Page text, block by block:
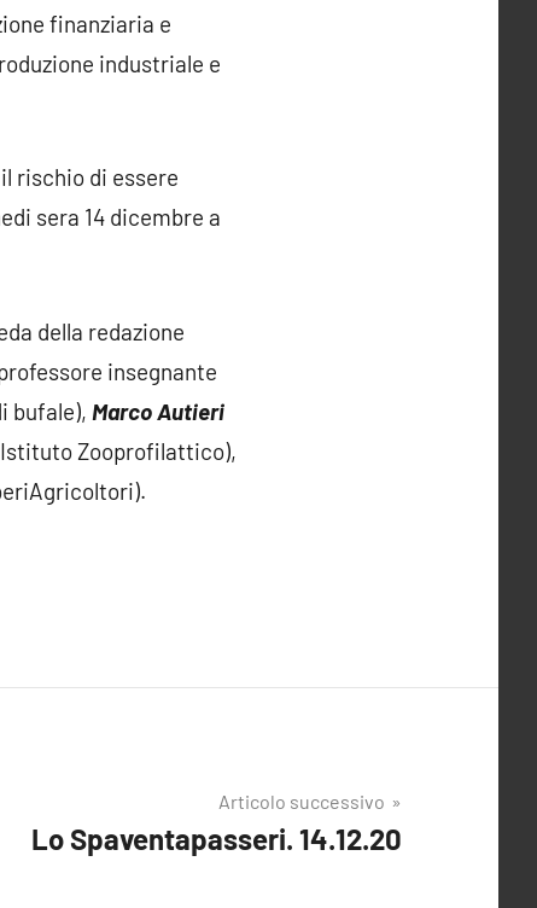
finanziaria e
industriale e
rischio di essere
sera 14 dicembre a
della redazione
insegnante
bufale), Marco Autieri
Zooprofilattico),
Articolo successivo
Lo Spaventapasseri. 14.12.20